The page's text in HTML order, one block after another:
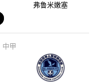
弗鲁米嫩塞
中甲